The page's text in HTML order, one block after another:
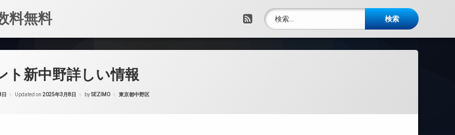
料無料 RSS
検索:
ト新中野詳しい情報
Updated on 2025年3月8日 bySEZIMO カテゴリー:
東京都中野区